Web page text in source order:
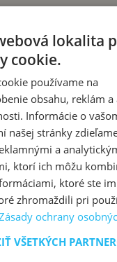
karamelovým
čokoládou
Pin
koláč:
plnkou
Pin
koláč s
na stole máte
lokalita
cookie.
používame na
obsahu, reklám a
Informácie o
našej stránky
a
ktorí ich môžu
ktoré ste
zhromaždili pri
ochrany
VŠETKÝCH